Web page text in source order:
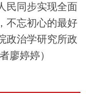
民同步实现全面
不忘初心的最好
政治学研究所政
廖婷婷）